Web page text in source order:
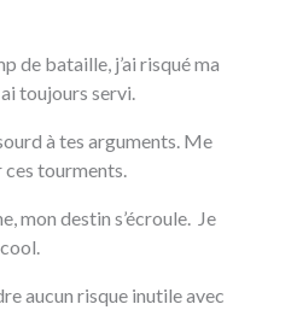
de bataille, j’ai risqué ma
toujours servi.
à tes arguments. Me
tourments.
mon destin s’écroule. Je
aucun risque inutile avec